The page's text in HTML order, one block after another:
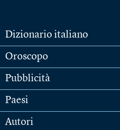
Dizionario italiano
Oroscopo
Pubblicità
Paesi
Autori